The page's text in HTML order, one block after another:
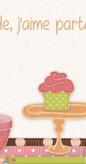
j'aime